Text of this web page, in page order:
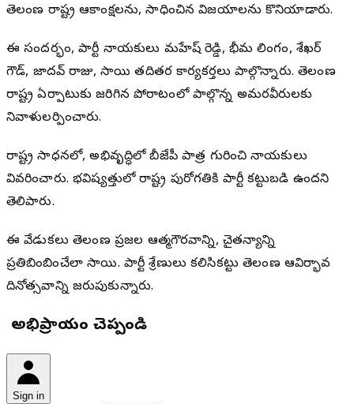
తెలంగాణ రాష్ట్ర ఆకాంక్షలను, సాధించిన విజయాలను కొనియాడారు.
ఈ సందర్భంగా, పార్టీ నాయకులు మహేష్ రెడ్డి, భీమ లింగం, శేఖర్
గౌడ్, జాదవ్ రాజు, సాయి తదితర కార్యకర్తలు పాల్గొన్నారు. తెలంగాణ
రాష్ట్ర ఏర్పాటుకు జరిగిన పోరాటంలో పాల్గొన్న అమరవీరులకు
నివాళులర్పించారు.
రాష్ట్ర సాధనలో, అభివృద్ధిలో బీజేపీ పాత్ర గురించి నాయకులు
వివరించారు. భవిష్యత్తులో రాష్ట్ర పురోగతికి పార్టీ కట్టుబడి ఉందని
తెలిపారు.
ఈ వేడుకలు తెలంగాణ ప్రజల ఆత్మగౌరవాన్ని, చైతన్యాన్ని
ప్రతిబింబించేలా సాగాయి. పార్టీ శ్రేణులు కలిసికట్టుగా తెలంగాణ ఆవిర్భావ
దినోత్సవాన్ని జరుపుకున్నారు.
మీ అభిప్రాయం చెప్పండి
Sign in